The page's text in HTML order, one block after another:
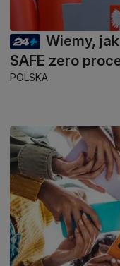
Wiemy,
SAFE zero
POLSKA